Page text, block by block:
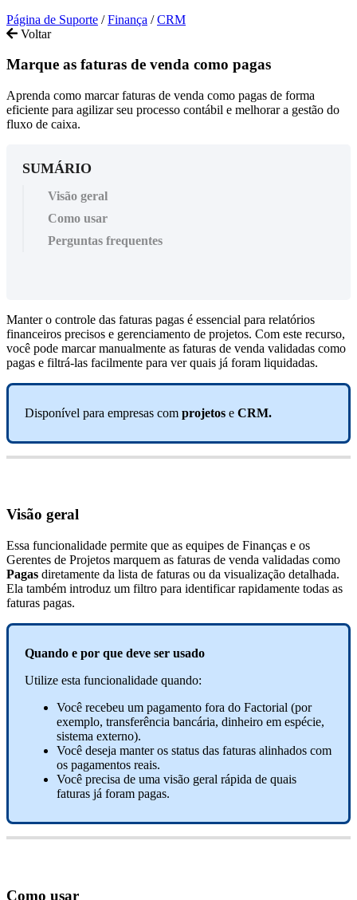
Página de Suporte / Finança / CRM
Voltar
Marque as faturas de venda como pagas
Aprenda como marcar faturas de venda como pagas de forma
eficiente para agilizar seu processo contábil e melhorar a gestão do
fluxo de caixa.
SUMÁRIO
Visão geral
Como usar
Perguntas frequentes
Manter o controle das faturas pagas é essencial para relatórios
financeiros precisos e gerenciamento de projetos. Com este recurso,
você pode marcar manualmente as faturas de venda validadas como
pagas e filtrá-las facilmente para ver quais já foram liquidadas.
Disponível para empresas com projetos e CRM.
Visão geral
Essa funcionalidade permite que as equipes de Finanças e os
Gerentes de Projetos marquem as faturas de venda validadas como
Pagas diretamente da lista de faturas ou da visualização detalhada.
Ela também introduz um filtro para identificar rapidamente todas as
faturas pagas.
Quando e por que deve ser usado
Utilize esta funcionalidade quando:
Você recebeu um pagamento fora do Factorial (por
exemplo, transferência bancária, dinheiro em espécie,
sistema externo).
Você deseja manter os status das faturas alinhados com
os pagamentos reais.
Você precisa de uma visão geral rápida de quais
faturas já foram pagas.
Como usar